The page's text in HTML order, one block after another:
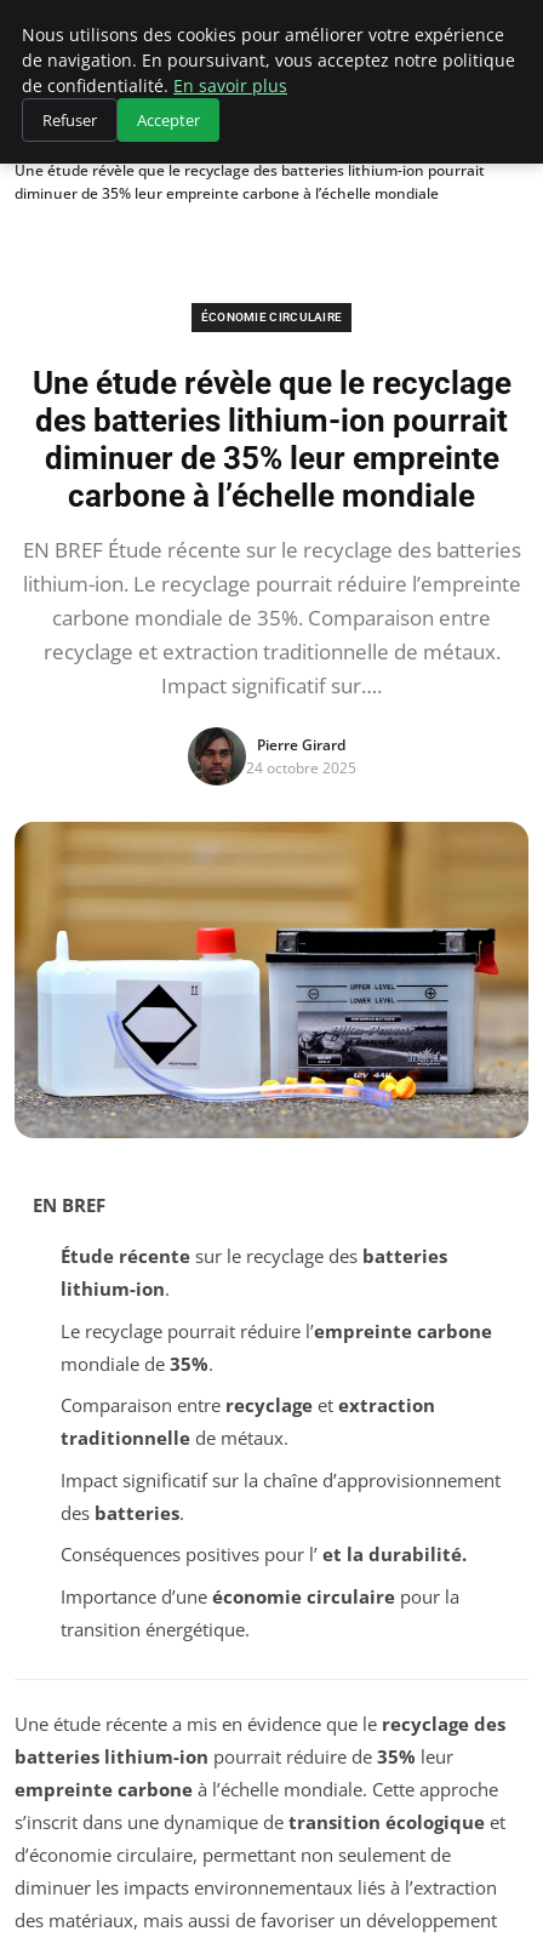
Climategatecountryclub.com
Accueil
Économie circulaire
Une étude révèle que le recyclage des batteries lithium-ion pourrait
diminuer de 35% leur empreinte carbone à l’échelle mondiale
ÉCONOMIE CIRCULAIRE
Une étude révèle que le recyclage
des batteries lithium-ion pourrait
diminuer de 35% leur empreinte
carbone à l’échelle mondiale
EN BREF Étude récente sur le recyclage des batteries
lithium-ion. Le recyclage pourrait réduire l’empreinte
carbone mondiale de 35%. Comparaison entre
recyclage et extraction traditionnelle de métaux.
Impact significatif sur….
Pierre Girard
24 octobre 2025
EN BREF
Étude récentesur le recyclage des batteries
lithium-ion.
Le recyclage pourrait réduire l’empreinte carbone
mondiale de 35%.
Comparaison entre recyclageet extraction
traditionnellede métaux.
Impact significatif sur la chaîne d’approvisionnement
des batteries.
Conséquences positives pour l’et la durabilité.
Importance d’une économie circulairepour la
transition énergétique.
Une étude récente a mis en évidence que le recyclage des
batteries lithium-ion pourrait réduire de 35% leur
empreinte carbone à l’échelle mondiale. Cette approche
s’inscrit dans une dynamique de transition écologique et
d’économie circulaire, permettant non seulement de
diminuer les impacts environnementaux liés à l’extraction
des matériaux, mais aussi de favoriser un développement
Nous utilisons des cookies pour améliorer votre expérience
de navigation. En poursuivant, vous acceptez notre politique
de confidentialité. En savoir plus
Refuser Accepter